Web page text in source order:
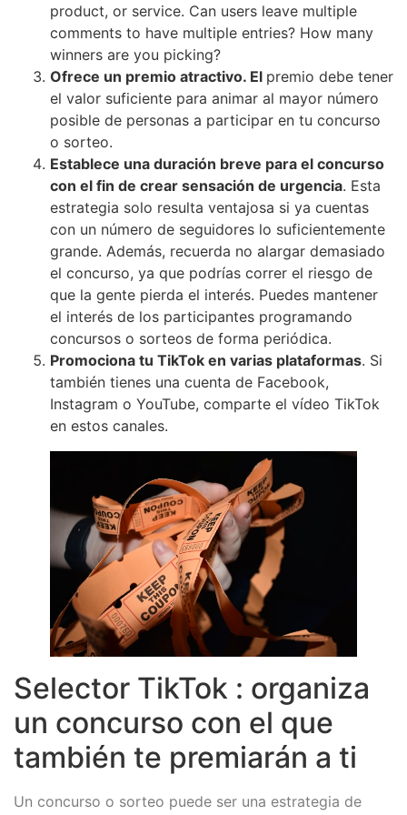
product, or service. Can users leave multiple
comments to have multiple entries? How many
winners are you picking?
Ofrece un premio atractivo. El premio debe tener
el valor suficiente para animar al mayor número
posible de personas a participar en tu concurso
o sorteo.
Establece una duración breve para el concurso
con el fin de crear sensación de urgencia. Esta
estrategia solo resulta ventajosa si ya cuentas
con un número de seguidores lo suficientemente
grande. Además, recuerda no alargar demasiado
el concurso, ya que podrías correr el riesgo de
que la gente pierda el interés. Puedes mantener
el interés de los participantes programando
concursos o sorteos de forma periódica.
Promociona tu TikTok en varias plataformas. Si
también tienes una cuenta de Facebook,
Instagram o YouTube, comparte el vídeo TikTok
en estos canales.
Selector TikTok : organiza
un concurso con el que
también te premiarán a ti
Un concurso o sorteo puede ser una estrategia de